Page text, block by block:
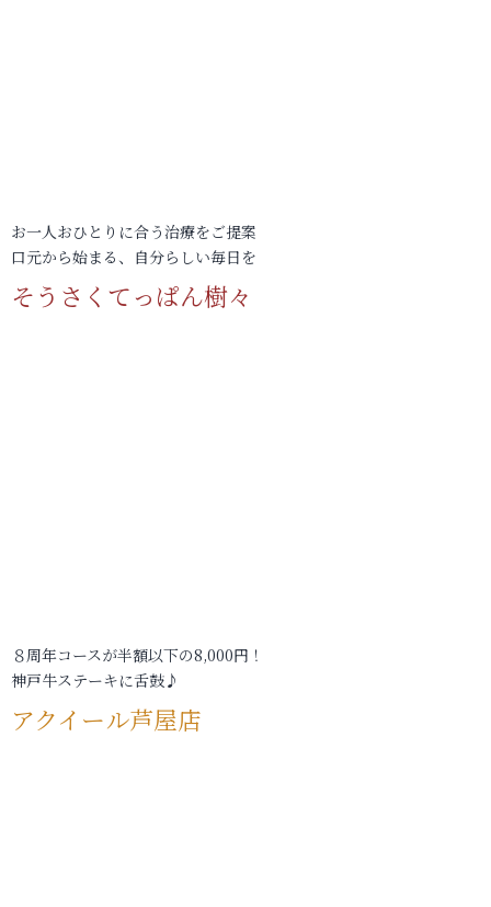
お一人おひとりに合う治療をご提案
口元から始まる、自分らしい毎日を
そうさくてっぱん樹々
８周年コースが半額以下の8,000円！
神戸牛ステーキに舌鼓♪
アクイール芦屋店